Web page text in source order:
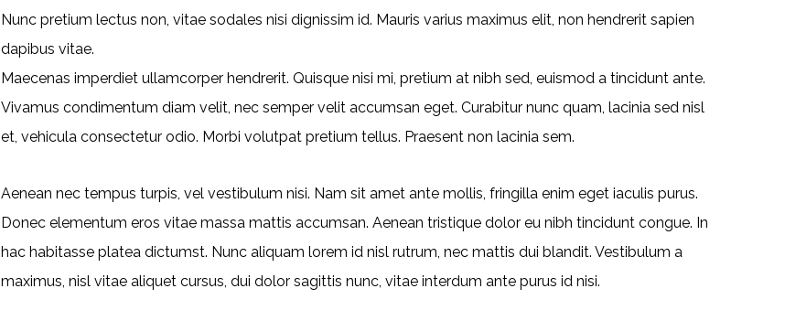
Nunc pretium lectus non, vitae sodales nisi dignissim id. Mauris varius maximus elit, non hendrerit sapien
dapibus vitae.
Maecenas imperdiet ullamcorper hendrerit. Quisque nisi mi, pretium at nibh sed, euismod a tincidunt ante.
Vivamus condimentum diam velit, nec semper velit accumsan eget. Curabitur nunc quam, lacinia sed nisl
et, vehicula consectetur odio. Morbi volutpat pretium tellus. Praesent non lacinia sem.
Aenean nec tempus turpis, vel vestibulum nisi. Nam sit amet ante mollis, fringilla enim eget iaculis purus.
Donec elementum eros vitae massa mattis accumsan. Aenean tristique dolor eu nibh tincidunt congue. In
hac habitasse platea dictumst. Nunc aliquam lorem id nisl rutrum, nec mattis dui blandit. Vestibulum a
maximus, nisl vitae aliquet cursus, dui dolor sagittis nunc, vitae interdum ante purus id nisi.